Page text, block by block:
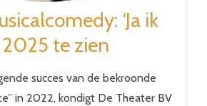
‘Ja ik
2025 te zien
succes van de bekroonde
in 2022, kondigt De Theater BV